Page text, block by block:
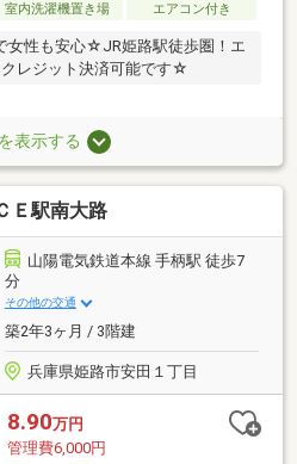
室内洗濯機置き場 エアコン付き
女性も安心☆JR姫路駅徒歩圏！エ
レジット決済可能です☆
表示する
Ｅ駅南大路
山陽電気鉄道本線 手柄駅 徒歩7
分
その他の交通
築2年3ヶ月 / 3階建
兵庫県姫路市安田１丁目
8.90万円
管理費6,000円